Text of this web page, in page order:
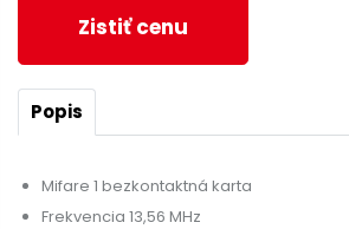
Zistiť cenu
Popis
Mifare 1 bezkontaktná karta
Frekvencia 13,56 MHz